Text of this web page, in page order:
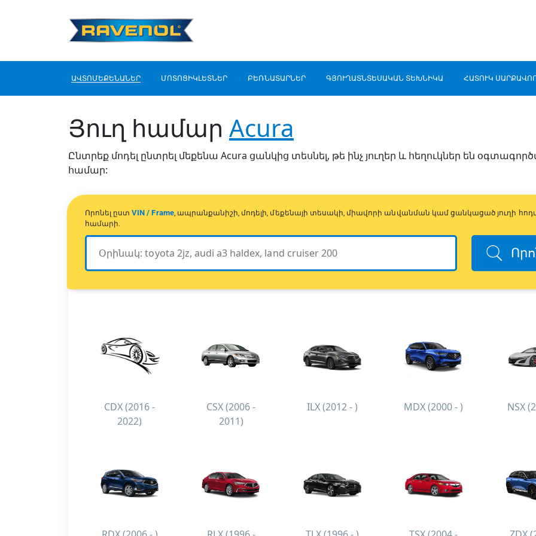
ԱՎՏՈՄԵՔԵՆԱՆԵՐ ՄՈՏՈՑԻԿԼԵՏՆԵՐ ԲԵՌՆԱՏԱՐՆԵՐ ԳՅՈՒՂԱՏՆՏԵՍԱԿԱՆ ՏԵԽՆԻԿԱ ՀԱՏՈՒԿ
Յուղ համար Acura
Ընտրեք մոդել ընտրել մեքենա Acura ցանկից տեսնել, թե ինչ յուղեր և հեղուկներ են
համար:
Որոնել ըստVIN / Frame, ապրանքանիշի, մոդելի, մեքենայի տեսակի, միավորի անվանման կամ ցանկացած յուղի
համարի.
CDX (2016 -
2022)
CSX (2006 -
2011)
ILX (2012 - ) MDX (2000 - ) NSX